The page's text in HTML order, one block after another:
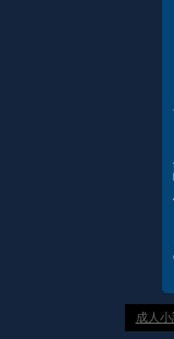
成人小